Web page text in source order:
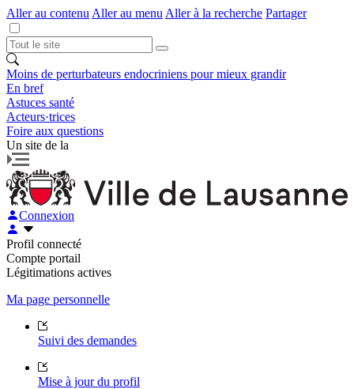
Aller au contenu Aller au menu Aller à la recherche Partager
Moins de perturbateurs endocriniens pour mieux grandir
En bref
Astuces santé
Acteurs·trices
Foire aux questions
Un site de la
Connexion
Profil connecté
Compte portail
Légitimations actives
Ma page personnelle
Suivi des demandes
Mise à jour du profil